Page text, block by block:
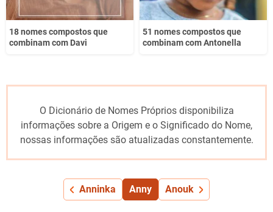
18 nomes compostos que
combinam com Davi
51 nomes compostos que
combinam com Antonella
O Dicionário de Nomes Próprios disponibiliza
informações sobre a Origem e o Significado do Nome,
nossas informações são atualizadas constantemente.
Anninka Anny Anouk